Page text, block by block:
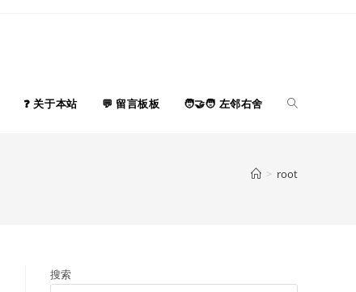
关于本站 留言板板 左邻右舍 Toggle
> root
搜索